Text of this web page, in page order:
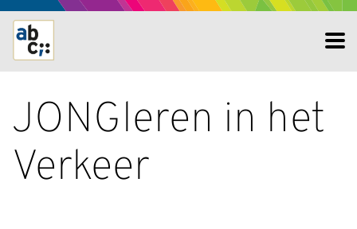
JONGleren in het
Verkeer